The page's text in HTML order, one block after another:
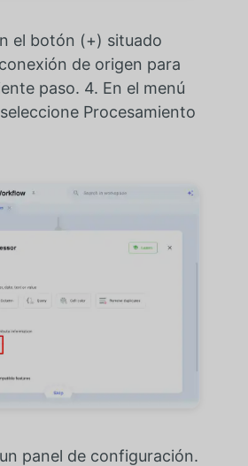
el botón (+) situado
de origen para
paso. 4. En el menú
Procesamiento
panel de configuración.